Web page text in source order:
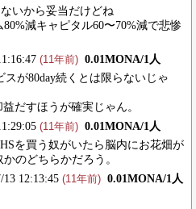
いから妥当だけどね
減キャピタル60〜70%減で悲惨
(11年前) 0.01MONA/1人
スが80day続くとは限らないじゃ
だすほうが確実じゃん。
(11年前) 0.01MONA/1人
を買う奴がいたら脳内にお花畑が
のどちらかだろう。
13 12:13:45 (11年前) 0.01MONA/1人